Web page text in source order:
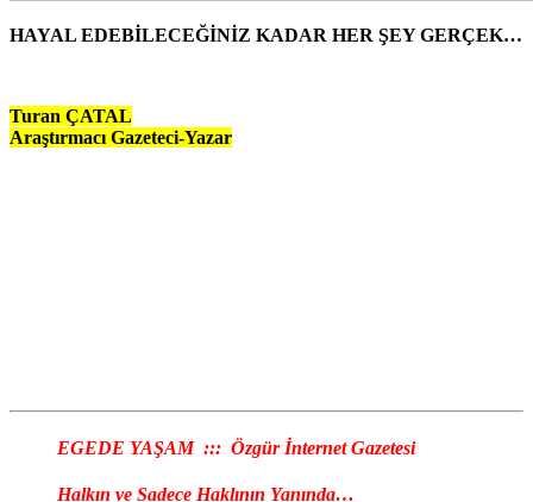
HAYAL EDEBİLECEĞİNİZ KADAR HER ŞEY GERÇEK…
Turan ÇATAL
Araştırmacı Gazeteci-Yazar
EGEDE YAŞAM ::: Özgür İnternet Gazetesi
Halkın ve Sadece Haklının Yanında…